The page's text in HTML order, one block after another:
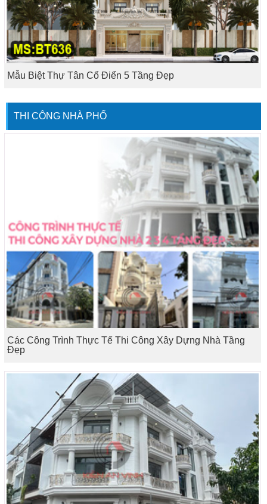
Mẫu Biệt Thự Tân Cổ Điển 5 Tầng Đẹp
THI CÔNG NHÀ PHỐ
Các Công Trình Thực Tế Thi Công Xây Dựng Nhà Tầng
Đẹp